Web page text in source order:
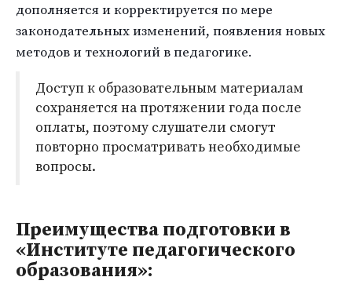
дополняется и корректируется по мере
законодательных изменений, появления новых
методов и технологий в педагогике.
Доступ к образовательным материалам
сохраняется на протяжении года после
оплаты, поэтому слушатели смогут
повторно просматривать необходимые
вопросы.
Преимущества подготовки в
«Институте педагогического
образования»: